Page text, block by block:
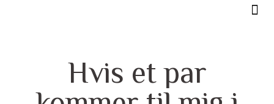
Hvis et par